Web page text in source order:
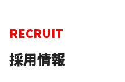
RECRUIT
採用情報